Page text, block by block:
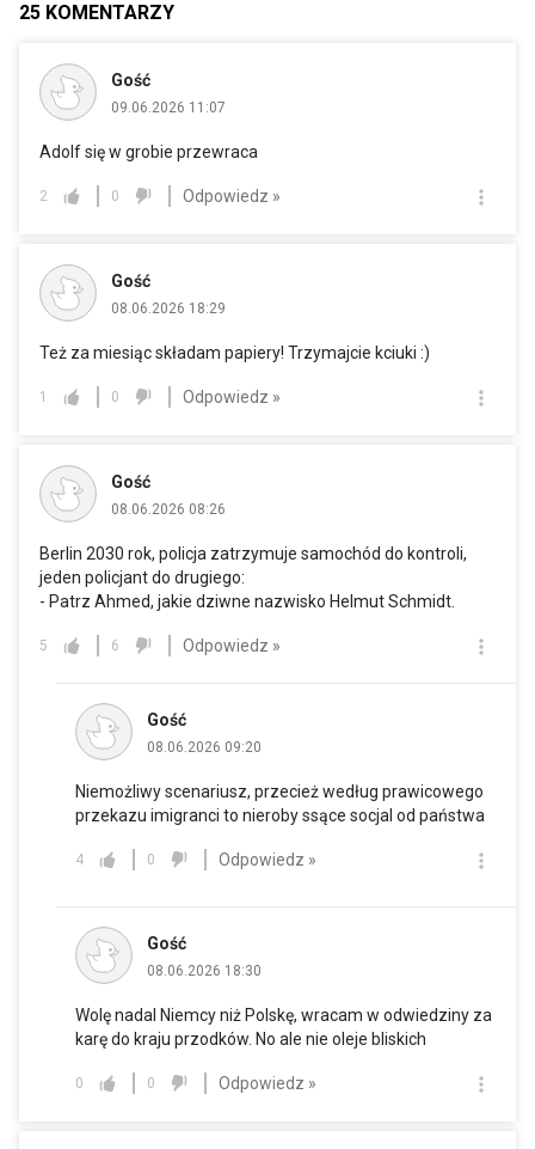
25 KOMENTARZY
Gość
09.06.2026 11:07
Adolf się w grobie przewraca
2 0 Odpowiedz »
Gość
08.06.2026 18:29
Też za miesiąc składam papiery! Trzymajcie kciuki :)
1 0 Odpowiedz »
Gość
08.06.2026 08:26
Berlin 2030 rok, policja zatrzymuje samochód do kontroli,
jeden policjant do drugiego:
- Patrz Ahmed, jakie dziwne nazwisko Helmut Schmidt.
5 6 Odpowiedz »
Gość
08.06.2026 09:20
Niemożliwy scenariusz, przecież według prawicowego
przekazu imigranci to nieroby ssące socjal od państwa
4 0 Odpowiedz »
Gość
08.06.2026 18:30
Wolę nadal Niemcy niż Polskę, wracam w odwiedziny za
karę do kraju przodków. No ale nie oleje bliskich
0 0 Odpowiedz »